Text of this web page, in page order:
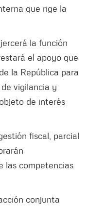
que rige la
la función
el apoyo que
la República para
vigilancia y
de interés
fiscal, parcial
las competencias
conjunta